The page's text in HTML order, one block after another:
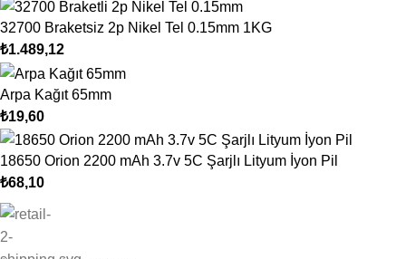
32700 Braketsiz 2p Nikel Tel 0.15mm 1KG
₺1.489,12
Arpa Kağıt 65mm
₺19,60
18650 Orion 2200 mAh 3.7v 5C Şarjlı Lityum İyon Pil
₺68,10